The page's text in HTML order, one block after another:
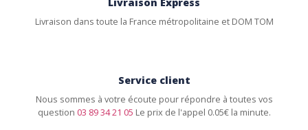
Livraison dans toute la France métropolitaine et DOM TOM
Service client
Nous sommes à votre écoute pour répondre à toutes vos
question 03 89 34 21 05 Le prix de l'appel 0.05€ la minute.